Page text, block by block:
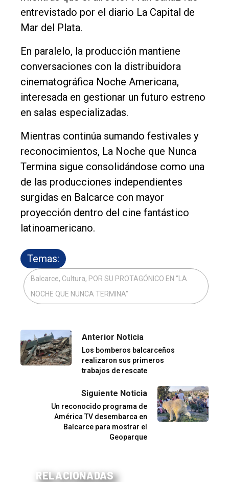
entrevistado por el diario La Capital de
Mar del Plata.
En paralelo, la producción mantiene
conversaciones con la distribuidora
cinematográfica Noche Americana,
interesada en gestionar un futuro estreno
en salas especializadas.
Mientras continúa sumando festivales y
reconocimientos, La Noche que Nunca
Termina sigue consolidándose como una
de las producciones independientes
surgidas en Balcarce con mayor
proyección dentro del cine fantástico
latinoamericano.
Temas:
Balcarce, Cultura, POR SU PROTAGÓNICO EN “LA
NOCHE QUE NUNCA TERMINA”
Anterior Noticia
Los bomberos balcarceños
realizaron sus primeros
trabajos de rescate
Siguiente Noticia
Un reconocido programa de
América TV desembarca en
Balcarce para mostrar el
Geoparque
RELACIONADAS